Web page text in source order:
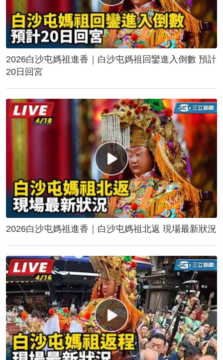
2026白沙屯媽祖進香｜白沙屯媽祖回鑾進入倒數 預計
20日回宮
2026白沙屯媽祖進香｜白沙屯媽祖北返 現場最新狀況